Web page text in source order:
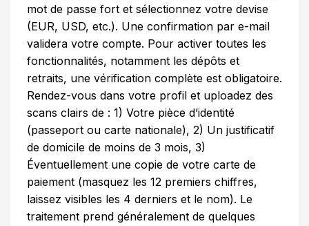
mot de passe fort et sélectionnez votre devise
(EUR, USD, etc.). Une confirmation par e-mail
validera votre compte. Pour activer toutes les
fonctionnalités, notamment les dépôts et
retraits, une vérification complète est obligatoire.
Rendez-vous dans votre profil et uploadez des
scans clairs de : 1) Votre pièce d’identité
(passeport ou carte nationale), 2) Un justificatif
de domicile de moins de 3 mois, 3)
Éventuellement une copie de votre carte de
paiement (masquez les 12 premiers chiffres,
laissez visibles les 4 derniers et le nom). Le
traitement prend généralement de quelques